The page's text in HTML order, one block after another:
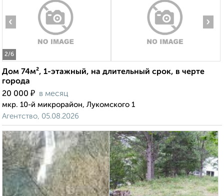
2/6
‹ ›
Дом 74м², 1-этажный, на длительный срок, в черте
города
20 000 ₽ в месяц
мкр. 10-й микрорайон, Лукомского 1
Агентство, 05.08.2026